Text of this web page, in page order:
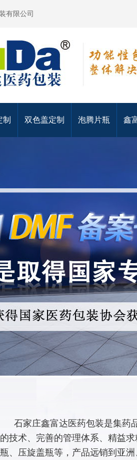
有限公司
制 双色盖定制 泡腾片瓶 鑫
石家庄鑫富达医药包装是集药
的技术、完善的管理体系、精益
瓶、压旋盖瓶等，产品远销到亚洲